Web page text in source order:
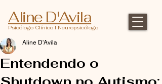
Aline D'Avila
Psicólogo Clínico l Neuropsicólogo
Entendendo o
Aline D'Avila